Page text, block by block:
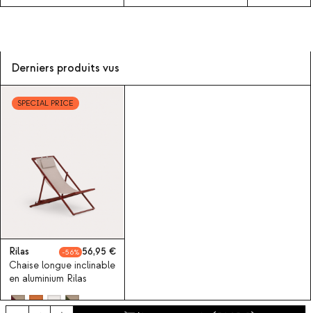
Derniers produits vus
SPECIAL PRICE
Rilas 56
56,95
Chaise longue inclinable
en aluminium Rilas